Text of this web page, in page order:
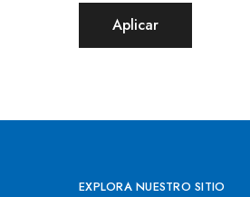
Aplicar
EXPLORA NUESTRO SITIO